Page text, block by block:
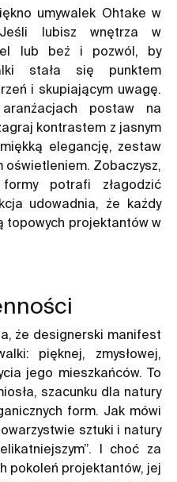
umywalek Ohtake w
Jeśli lubisz wnętrza w
lub beż i pozwól, by
stała się punktem
i skupiającym uwagę.
postaw na
kontrastem z jasnym
elegancję, zestaw
oświetleniem. Zobaczysz,
potrafi złagodzić
udowadnia, że każdy
topowych projektantów w
że designerski manifest
pięknej, zmysłowej,
jego mieszkańców. To
szacunku dla natury
form. Jak mówi
sztuki i natury
I choć za
pokoleń projektantów, jej